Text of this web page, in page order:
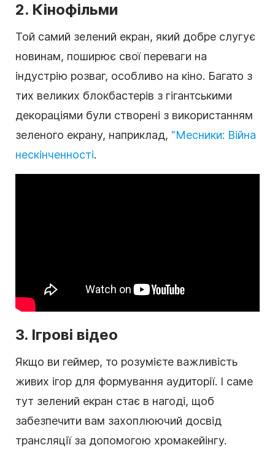
2. Кінофільми
Той самий зелений екран, який добре слугує
новинам, поширює свої переваги на
індустрію розваг, особливо на кіно. Багато з
тих великих блокбастерів з гігантськими
декораціями були створені з використанням
зеленого екрану, наприклад, "Месники: Війна
нескінченності.
3. Ігрові відео
Якщо ви геймер, то розумієте важливість
живих ігор для формування аудиторії. І саме
тут зелений екран стає в нагоді, щоб
забезпечити вам захоплюючий досвід
трансляції за допомогою хромакейінгу.